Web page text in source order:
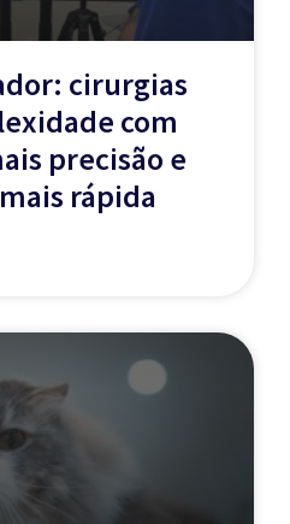
cirurgias
com
precisão e
rápida